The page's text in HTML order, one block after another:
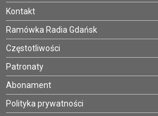
Kontakt
Ramówka Radia Gdańsk
Częstotliwości
Patronaty
Abonament
Polityka prywatności